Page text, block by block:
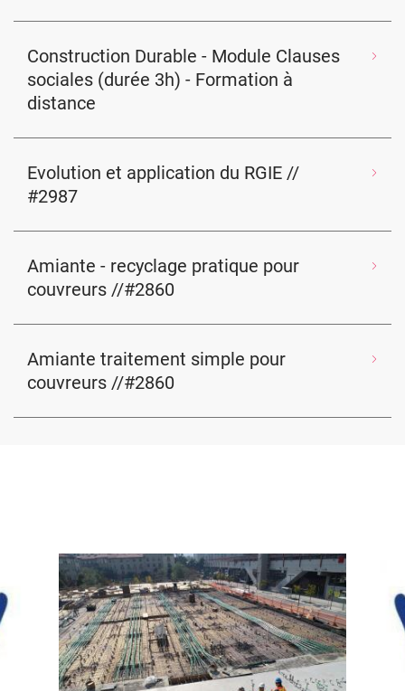
Construction Durable - Module Clauses
sociales (durée 3h) - Formation à
distance
Evolution et application du RGIE //
#2987
Amiante - recyclage pratique pour
couvreurs //#2860
Amiante traitement simple pour
couvreurs //#2860
Image